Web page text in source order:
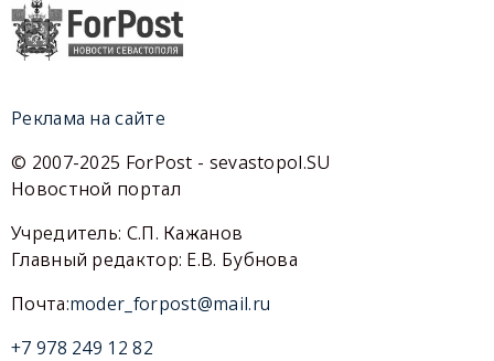
Реклама на сайте
© 2007-2025 ForPost - sevastopol.SU
Новостной портал
Учредитель: С.П. Кажанов
Главный редактор: Е.В. Бубнова
Почта:moder_forpost@mail.ru
+7 978 249 12 82